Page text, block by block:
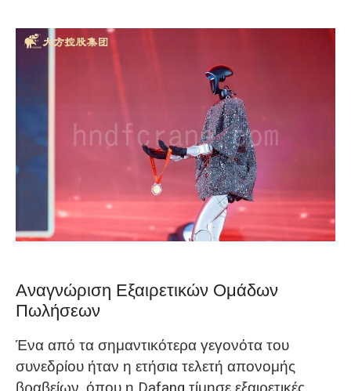
Αναγνώριση Εξαιρετικών Ομάδων
Πωλήσεων
Ένα από τα σημαντικότερα γεγονότα του
συνεδρίου ήταν η ετήσια τελετή απονομής